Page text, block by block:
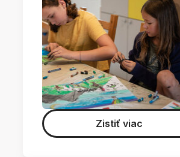
Zistiť viac